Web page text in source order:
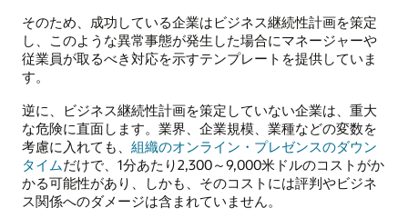
そのため、成功している企業はビジネス継続性計画を策定
し、このような異常事態が発生した場合にマネージャーや
従業員が取るべき対応を示すテンプレートを提供していま
す。
逆に、ビジネス継続性計画を策定していない企業は、重大
な危険に直面します。業界、企業規模、業種などの変数を
考慮に入れても、 組織のオンライン・プレゼンスのダウン
タイムだけで、1分あたり2,300～9,000米ドルのコストがか
かる可能性があり、しかも、そのコストには評判やビジネ
ス関係へのダメージは含まれていません。